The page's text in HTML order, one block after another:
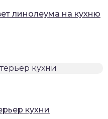
линолеума на кухню
кухни